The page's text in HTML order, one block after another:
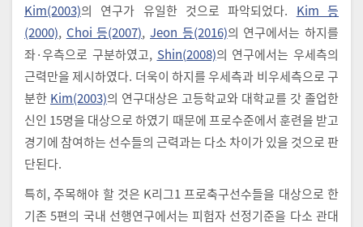
Kim(2003)의 연구가 유일한 것으로 파악되었다. Kim 등
(2000), Choi 등(2007),Jeon 등(2016)의 연구에서는 하지를
좌·우측으로 구분하였고, Shin(2008)의 연구에서는 우세측의
근력만을 제시하였다. 더욱이 하지를 우세측과 비우세측으로 구
분한 Kim(2003)의 연구대상은 고등학교와 대학교를 갓 졸업한
신인 15명을 대상으로 하였기 때문에 프로수준에서 훈련을 받고
경기에 참여하는 선수들의 근력과는 다소 차이가 있을 것으로 판
단된다.
특히, 주목해야 할 것은 K리그1 프로축구선수들을 대상으로 한
기존 5편의 국내 선행연구에서는 피험자 선정기준을 다소 관대